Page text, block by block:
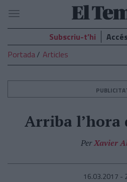
El
Temps
Navegació
Subscriu-t’hi
Portada
Articles
Arriba l’hora
PerXavier
16.03.2017 -